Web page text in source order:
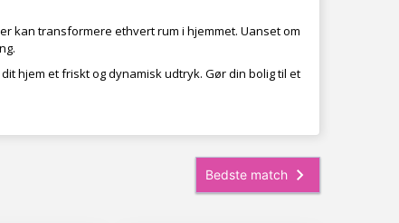
kan transformere ethvert rum i hjemmet. Uanset om
hjem et friskt og dynamisk udtryk. Gør din bolig til et